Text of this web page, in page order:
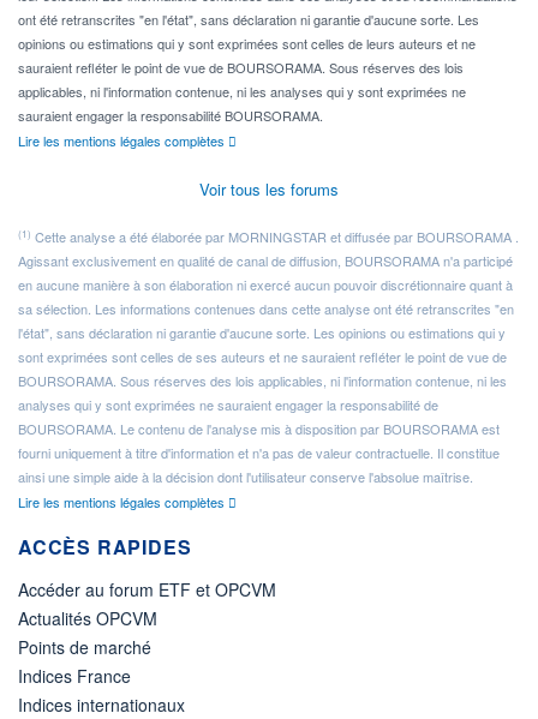
ont été retranscrites "en l'état", sans déclaration ni garantie d'aucune sorte. Les
opinions ou estimations qui y sont exprimées sont celles de leurs auteurs et ne
sauraient refléter le point de vue de BOURSORAMA. Sous réserves des lois
applicables, ni l'information contenue, ni les analyses qui y sont exprimées ne
sauraient engager la responsabilité BOURSORAMA.
Lire les mentions légales complètes
Voir tous les forums
(1) Cette analyse a été élaborée par MORNINGSTAR et diffusée par BOURSORAMA .
Agissant exclusivement en qualité de canal de diffusion, BOURSORAMA n'a participé
en aucune manière à son élaboration ni exercé aucun pouvoir discrétionnaire quant à
sa sélection. Les informations contenues dans cette analyse ont été retranscrites "en
l'état", sans déclaration ni garantie d'aucune sorte. Les opinions ou estimations qui y
sont exprimées sont celles de ses auteurs et ne sauraient refléter le point de vue de
BOURSORAMA. Sous réserves des lois applicables, ni l'information contenue, ni les
analyses qui y sont exprimées ne sauraient engager la responsabilité de
BOURSORAMA. Le contenu de l'analyse mis à disposition par BOURSORAMA est
fourni uniquement à titre d'information et n'a pas de valeur contractuelle. Il constitue
ainsi une simple aide à la décision dont l'utilisateur conserve l'absolue maîtrise.
Lire les mentions légales complètes
ACCÈS RAPIDES
Accéder au forum ETF et OPCVM
Actualités OPCVM
Points de marché
Indices France
Indices internationaux